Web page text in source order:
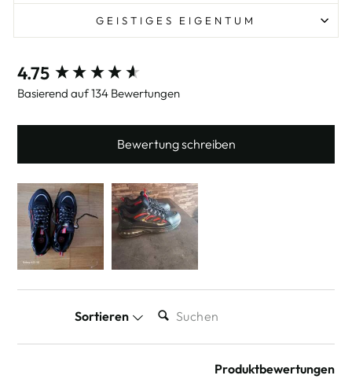
GEISTIGES EIGENTUM
4.75
Basierend auf 134 Bewertungen
Bewertung schreiben
Sortieren
Produktbewertungen
New content loaded